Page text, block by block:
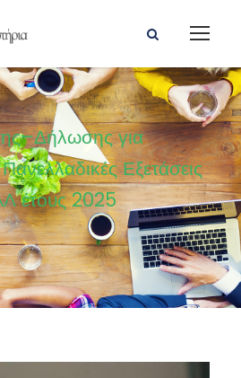
για
Εξετάσεις
έτους 2025